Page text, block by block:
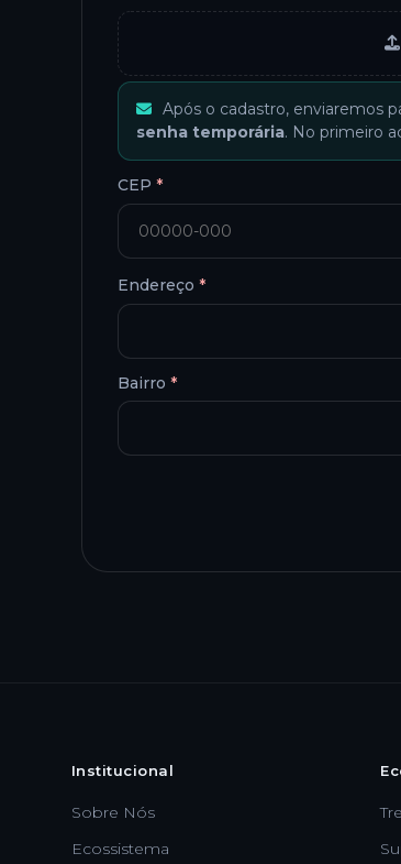
Após o cadastro, enviaremos
senha temporária. No primeiro
CEP *
Endereço *
Bairro *
Institucional
Sobre Nós
Ecossistema